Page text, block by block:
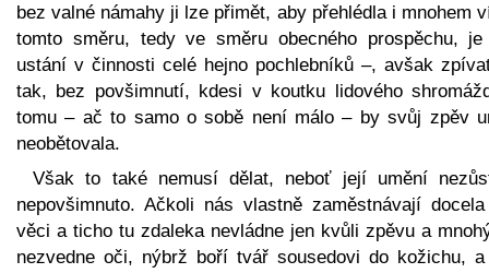
bez valné námahy ji lze přimět, aby přehlédla i mnohem
tomto směru, tedy ve směru obecného prospěchu, je
ustání v činnosti celé hejno pochlebníků –, avšak
tak, bez povšimnutí, kdesi v koutku lidového
tomu – ač to samo o sobě není málo – by svůj zpěv
neobětovala.
Však to také nemusí dělat, neboť její umění
nepovšimnuto. Ačkoli nás vlastně zaměstnávají
věci a ticho tu zdaleka nevládne jen kvůli zpěvu a
nezvedne oči, nýbrž boří tvář sousedovi do kožichu,